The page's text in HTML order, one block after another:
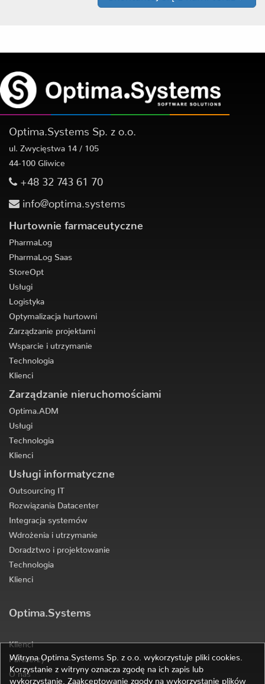
Witryna Optima.Systems Sp. z o.o. wykorzystuje pliki cookies.
Korzystanie z witryny oznacza zgodę na ich zapis lub
wykorzystanie. Zaakceptowanie zgody na wykorzystanie plików
Optima.Systems Sp. z o.o.
ul. Zwycięstwa 14 / 105
44-100 Gliwice
+48 32 743 61 70
info@optima.systems
Hurtownie farmaceutyczne
PharmaLog
PharmaLog Saas
StoreOpt
Usługi
Logistyka
Optymalizacja hurtowni
Zarządzanie projektami
Wsparcie i utrzymanie
Technologia
Klienci
Zarządzanie nieruchomościami
Optima.ADM
Usługi
Technologia
Klienci
Usługi informatyczne
Outsourcing IT
Rozwiązania Datacenter
Integracja systemów
Wdrożenia i utrzymanie
Doradztwo i projektowanie
Technologia
Klienci
Optima.Systems
Klienci
Partnerzy
O nas